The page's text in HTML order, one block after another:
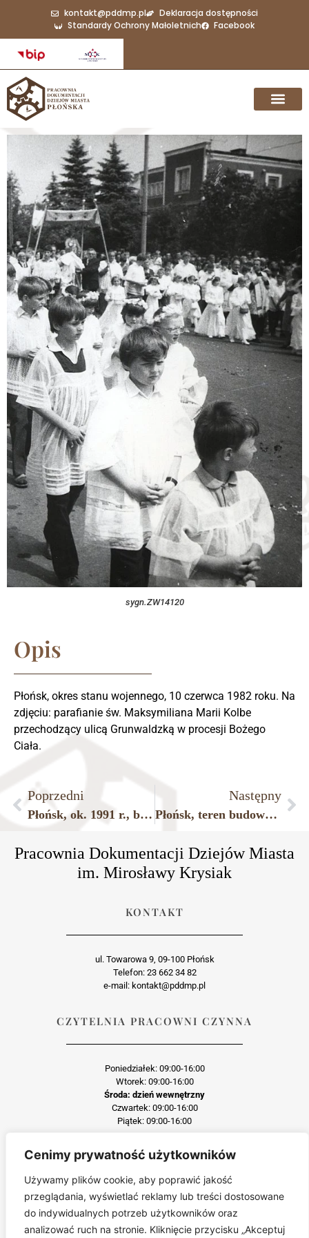
Cenimy prywatność użytkowników
Używamy plików cookie, aby poprawić jakość
przeglądania, wyświetlać reklamy lub treści dostosowane
do indywidualnych potrzeb użytkowników oraz
analizować ruch na stronie. Kliknięcie przycisku „Akceptuj
kontakt@pddmp.pl
Deklaracja dostępności
Standardy Ochrony Małoletnich
Facebook
sygn.ZW14120
Opis
Płońsk, okres stanu wojennego, 10 czerwca 1982 roku. Na
zdjęciu: parafianie św. Maksymiliana Marii Kolbe
przechodzący ulicą Grunwaldzką w procesji Bożego
Ciała.
Poprzedni
Płońsk, ok. 1991 r., budowa kościoła i dzwonnicy nowej płońskiej parafii pw. św. Maksymiliana Marii Kolbe.
Następny
Płońsk, teren budowy kościoła pw. MB Ostrobramskiej.
Pracownia Dokumentacji Dziejów Miasta
im. Mirosławy Krysiak
KONTAKT
ul. Towarowa 9, 09-100 Płońsk
Telefon: 23 662 34 82
e-mail: kontakt@pddmp.pl
CZYTELNIA PRACOWNI CZYNNA
Poniedziałek: 09:00-16:00
Wtorek: 09:00-16:00
Środa: dzień wewnętrzny
Czwartek: 09:00-16:00
Piątek: 09:00-16:00
Każda reprodukcja lub adaptacja całości bądź części materiału, niezależnie od
zastosowanej techniki reprodukcji jest surowo zabroniona
Jakiekolwiek kopiowanie, reprodukcja lub publikacja prezentowanego materiału
pochodzącego ze strony pddmp.pl w jakiejkolwiek formie i postaci jest zabroniona
bez uprzedniej zgody.
Wszelkie zgłoszenia dotyczące naruszenia praw autorskich będą wnikliwie
sprawdzane.